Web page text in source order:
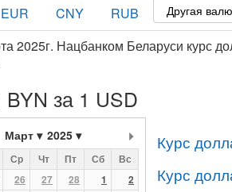
EUR CNY
RUB
2025г. Нацбанком Беларуси курс
за 1 USD
Март 2025
Ср Чт Пт Сб
Вс
26 27 28 1
2
Курс
Курс